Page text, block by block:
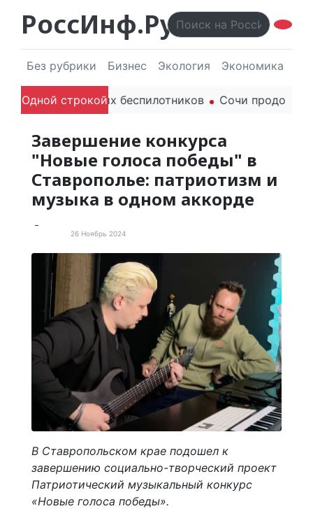
РоссИнф.Ру
Без рубрики Бизнес Экология Экономика
Одной строкой
гражданских беспилотников Сочи продолжает
Завершение конкурса
"Новые голоса победы" в
Ставрополье: патриотизм и
музыка в одном аккорде
26 Ноябрь 2024
В Ставропольском крае подошел к
завершению социально-творческий проект
Патриотический музыкальный конкурс
«Новые голоса победы».